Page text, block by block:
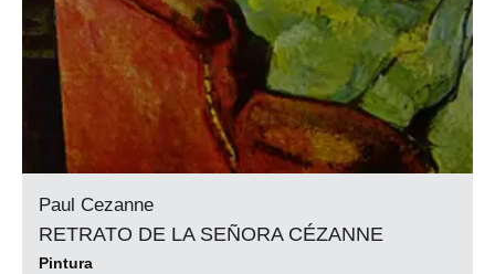
Paul Cezanne
RETRATO DE LA SEÑORA CÉZANNE
Pintura